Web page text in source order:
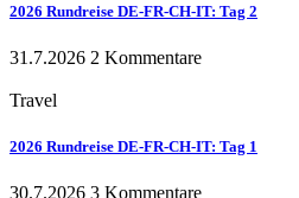
2026 Rundreise DE-FR-CH-IT: Tag 2
31.7.2026 2 Kommentare
Travel
2026 Rundreise DE-FR-CH-IT: Tag 1
30.7.2026 3 Kommentare